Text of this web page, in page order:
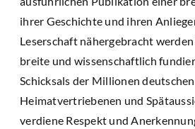
ihrer Geschichte und ihren
Leserschaft nähergebracht
breite und wissenschaftlich
Schicksals der Millionen deutschen
Heimatvertriebenen und
verdiene Respekt und